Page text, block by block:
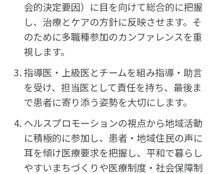
会的決定要因）に目を向けて総合的に把握
し、治療とケアの方針に反映させます。そ
のために多職種参加のカンファレンスを重
視します。
指導医・上級医とチームを組み指導・助言
を受け、担当医として責任を持ち、最後ま
で患者に寄り添う姿勢を大切にします。
ヘルスプロモーションの視点から地域活動
に積極的に参加し、患者・地域住民の声に
耳を傾け医療要求を把握し、平和で暮らし
やすいまちづくりや医療制度・社会保障制